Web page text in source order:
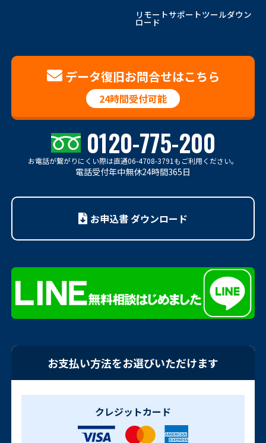
リモートサポートツールダウン
ロード
データ復旧お問合せはこちら
24時間受付可能
0120-775-200
お電話が繋がりにくい際は直通06-4708-3791もご利用ください。
電話受付年中無休24時間365日
お申込書 ダウンロード
お支払い方法をお選びいただけます
クレジットカード